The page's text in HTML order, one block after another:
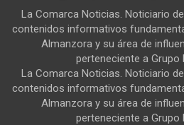
La Comarca Noticias. Noticiario
contenidos informativos
Almanzora y su área de
perteneciente a Grupo
La Comarca Noticias. Noticiario
contenidos informativos
Almanzora y su área de
perteneciente a Grupo